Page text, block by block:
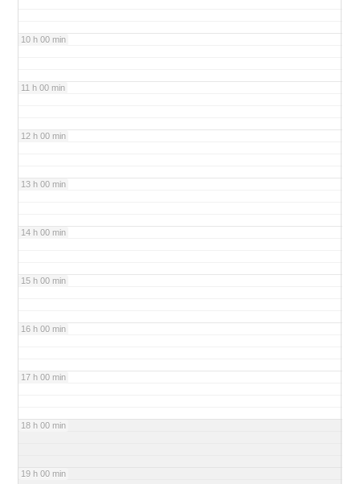
10 h 00 min
11 h 00 min
12 h 00 min
13 h 00 min
14 h 00 min
15 h 00 min
16 h 00 min
17 h 00 min
18 h 00 min
19 h 00 min